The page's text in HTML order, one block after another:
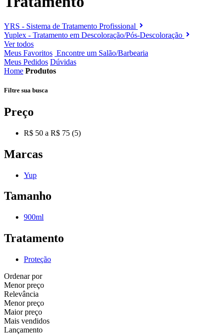
YRS - Sistema de Tratamento Profissional
Yuplex - Tratamento em Descoloração/Pós-Descoloração
Ver todos
Meus Favoritos Encontre um Salão/Barbearia
Meus Pedidos Dúvidas
Home Produtos
Filtre sua busca
Preço
R$ 50 a R$ 75 (5)
Marcas
Yup
Tamanho
900ml
Tratamento
Proteção
Ordenar por
Menor preço
Relevância
Menor preço
Maior preço
Mais vendidos
Lançamento